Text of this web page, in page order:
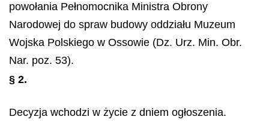
powołania Pełnomocnika Ministra Obrony
Narodowej do spraw budowy oddziału Muzeum
Wojska Polskiego w Ossowie (Dz. Urz. Min. Obr.
Nar. poz. 53).
§ 2.
Decyzja wchodzi w życie z dniem ogłoszenia.